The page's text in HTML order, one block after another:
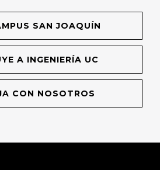
SAN JOAQUÍN
A INGENIERÍA UC
CON NOSOTROS